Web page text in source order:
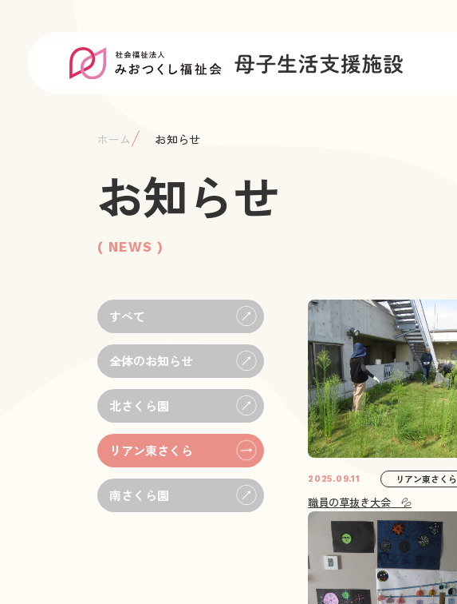
ホーム お知らせ
お知らせ
( NEWS )
すべて
全体のお知らせ
北さくら園
リアン東さくら
南さくら園
2025.09.11 リアン東さくら
職員の草抜き大会 💦